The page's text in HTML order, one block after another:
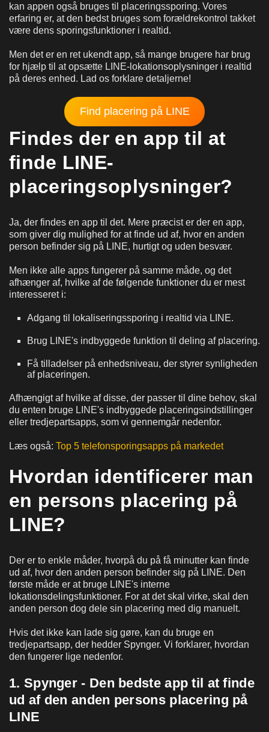
kan appen også bruges til placeringssporing. Vores
erfaring er, at den bedst bruges som forældrekontrol takket
være dens sporingsfunktioner i realtid.
Men det er en ret ukendt app, så mange brugere har brug
for hjælp til at opsætte LINE-lokationsoplysninger i realtid
på deres enhed. Lad os forklare detaljerne!
Find placering på LINE
Findes der en app til at
finde LINE-
placeringsoplysninger?
Ja, der findes en app til det. Mere præcist er der en app,
som giver dig mulighed for at finde ud af, hvor en anden
person befinder sig på LINE, hurtigt og uden besvær.
Men ikke alle apps fungerer på samme måde, og det
afhænger af, hvilke af de følgende funktioner du er mest
interesseret i:
Adgang til lokaliseringssporing i realtid via LINE.
Brug LINE's indbyggede funktion til deling af placering.
Få tilladelser på enhedsniveau, der styrer synligheden
af placeringen.
Afhængigt af hvilke af disse, der passer til dine behov, skal
du enten bruge LINE's indbyggede placeringsindstillinger
eller tredjepartsapps, som vi gennemgår nedenfor.
Læs også: Top 5 telefonsporingsapps på markedet
Hvordan identificerer man
en persons placering på
LINE?
Der er to enkle måder, hvorpå du på få minutter kan finde
ud af, hvor den anden person befinder sig på LINE. Den
første måde er at bruge LINE's interne
lokationsdelingsfunktioner. For at det skal virke, skal den
anden person dog dele sin placering med dig manuelt.
Hvis det ikke kan lade sig gøre, kan du bruge en
tredjepartsapp, der hedder Spynger. Vi forklarer, hvordan
den fungerer lige nedenfor.
1. Spynger - Den bedste app til at finde
ud af den anden persons placering på
LINE